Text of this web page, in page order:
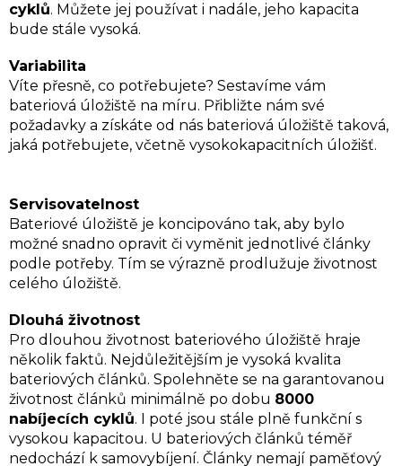
cyklů. Můžete jej používat i nadále, jeho kapacita
bude stále vysoká.
Variabilita
Víte přesně, co potřebujete? Sestavíme vám
bateriová úložiště na míru. Přibližte nám své
požadavky a získáte od nás bateriová úložiště taková,
jaká potřebujete, včetně vysokokapacitních úložišť.
Servisovatelnost
Bateriové úložiště je koncipováno tak, aby bylo
možné snadno opravit či vyměnit jednotlivé články
podle potřeby. Tím se výrazně prodlužuje životnost
celého úložiště.
Dlouhá životnost
Pro dlouhou životnost bateriového úložiště hraje
několik faktů. Nejdůležitějším je vysoká kvalita
bateriových článků. Spolehněte se na garantovanou
životnost článků minimálně po dobu 8000
nabíjecích cyklů. I poté jsou stále plně funkční s
vysokou kapacitou. U bateriových článků téměř
nedochází k samovybíjení. Články nemají paměťový